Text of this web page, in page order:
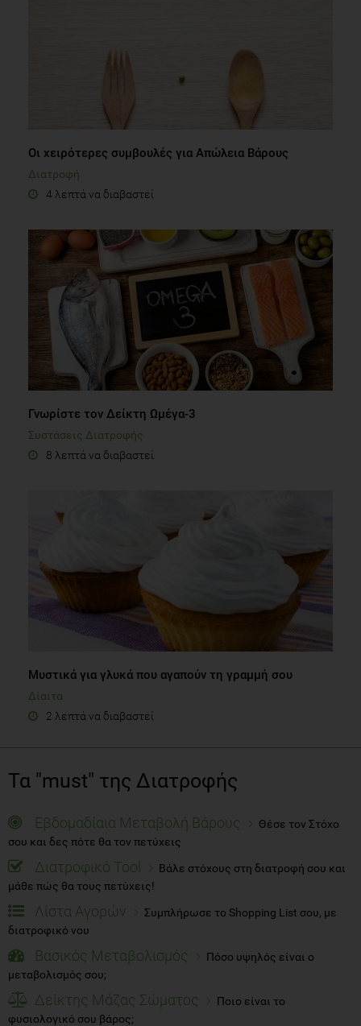
Οι χειρότερες συμβουλές για Απώλεια Βάρους
Διατροφή
4 λεπτά να διαβαστεί
Γνωρίστε τον Δείκτη Ωμέγα-3
Συστάσεις Διατροφής
8 λεπτά να διαβαστεί
Μυστικά για γλυκά που αγαπούν τη γραμμή σου
Δίαιτα
2 λεπτά να διαβαστεί
Τα "must" της Διατροφής
Εβδομαδίαια Μεταβολή Βάρους
Θέσε τον Στόχο
σου και δες πότε θα τον πετύχεις
Διατροφικό Tool
Βάλε στόχους στη διατροφή σου και
μάθε πώς θα τους πετύχεις!
Λίστα Αγορών
Συμπλήρωσε το Shopping List σου, με
διατροφικό νου
Βασικός Μεταβολισμός
Πόσο υψηλός είναι ο
μεταβολισμός σου;
Δείκτης Μάζας Σώματος
Ποιο είναι το
φυσιολογικό σου βάρος;